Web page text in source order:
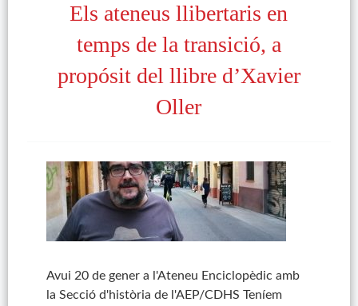
Els ateneus llibertaris en
temps de la transició, a
propósit del llibre d’Xavier
Oller
Avui 20 de gener a l'Ateneu Enciclopèdic amb
la Secció d'història de l'AEP/CDHS Teníem